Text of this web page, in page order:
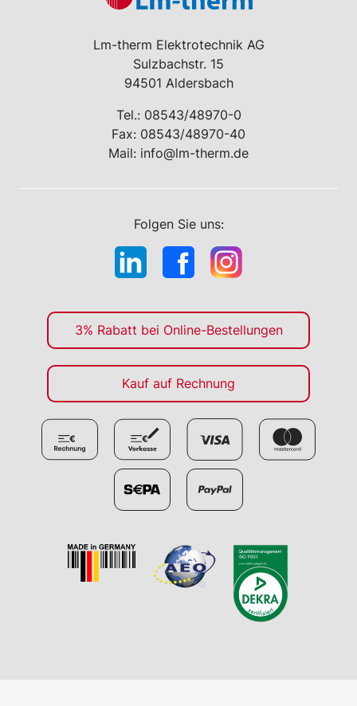
Lm-therm Elektrotechnik AG
Sulzbachstr. 15
94501 Aldersbach
Tel.: 08543/48970-0
Fax: 08543/48970-40
Mail: info@lm-therm.de
Folgen Sie uns:
3% Rabatt bei Online-Bestellungen
Kauf auf Rechnung